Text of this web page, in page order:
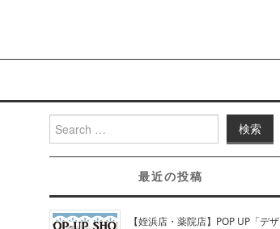
Search for:
最近の投稿
【姪浜店・薬院店】POP UP「デザ